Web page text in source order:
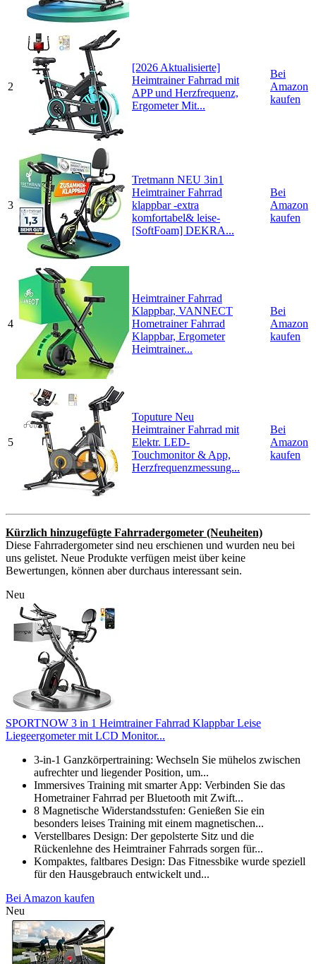
2
[2026 Aktualisierte]
Heimtrainer Fahrrad mit
APP und Herzfrequenz,
Ergometer Mit...
Bei
Amazon
kaufen
3
Tretmann NEU 3in1
Heimtrainer Fahrrad
klappbar -extra
komfortabel& leise-
[SoftFoam] DEKRA...
Bei
Amazon
kaufen
4
Heimtrainer Fahrrad
Klappbar, VANNECT
Hometrainer Fahrrad
Klappbar, Ergometer
Heimtrainer...
Bei
Amazon
kaufen
5
Toputure Neu
Heimtrainer Fahrrad mit
Elektr. LED-
Touchmonitor & App,
Herzfrequenzmessung...
Bei
Amazon
kaufen
Kürzlich hinzugefügte Fahrradergometer (Neuheiten)
Diese Fahrradergometer sind neu erschienen und wurden neu bei
uns gelistet. Neue Produkte verfügen meist über keine
Bewertungen, können aber durchaus interessant sein.
Neu
SPORTNOW 3 in 1 Heimtrainer Fahrrad Klappbar Leise
Liegeergometer mit LCD Monitor...
3-in-1 Ganzkörpertraining: Wechseln Sie mühelos zwischen
aufrechter und liegender Position, um...
Immersives Training mit smarter App: Verbinden Sie das
Hometrainer Fahrrad per Bluetooth mit Zwift...
8 Magnetische Widerstandsstufen: Genießen Sie ein
besonders leises Training mit einem magnetischen...
Verstellbares Design: Der gepolsterte Sitz und die
Rückenlehne des Heimtrainer Fahrrads sorgen für...
Kompaktes, faltbares Design: Das Fitnessbike wurde speziell
für den Hausgebrauch entwickelt und...
Bei Amazon kaufen
Neu